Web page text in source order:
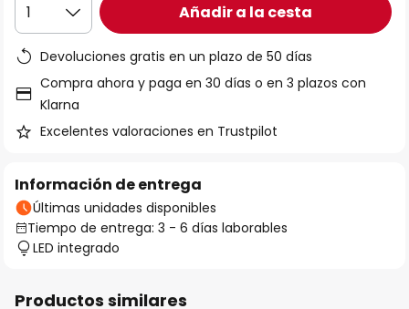
1 Añadir a la cesta
Devoluciones gratis en un plazo de 50 días
Compra ahora y paga en 30 días o en 3 plazos con
Klarna
Excelentes valoraciones en Trustpilot
Información de entrega
Últimas unidades disponibles
Tiempo de entrega: 3 - 6 días laborables
LED integrado
Productos similares